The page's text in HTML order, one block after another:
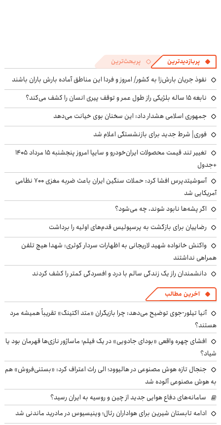
پربازدیدترین پربحث‌ترین
نفوذ جریان بارش‌زا به کشور/ امروز و فردا این مناطق آماده بارش باران باشند
نابغه ۱۵ ساله بلژیکی راز طول عمر و توقف پیری انسان را کشف می‌کند؟
جمهوری اسلامی هشدار داد: این سخنان بوی خیانت می‌دهد
فوری| شرط جدید برای بازنشستگی اعلام شد
تغییر تند قیمت محصولات ایران‌خودرو و سایپا امروز پنجشنبه ۱۵ مرداد ۱۴۰۵
+جدول
آسوشیتدپرس افشا کرد: حملات سنگین ایران باعث ضربه مغزی ۷۰۰ نظامی
آمریکایی شد
اگر پشه‌ها نابود شوند، چه می‌شود؟
رضاییان برای بازگشت به پرسپولیس قدم‌های اولیه را برداشت
واکنش خانواده شهید لاریجانی به اظهارات سردار کوثری: شهدا هیچ تلفن
همراهی نداشتند
دانشمندان راز یک زندگی سالم با درد و افسردگی کمتر را کشف کردند
آخرین مطالب
آنیا تیلور-جوی توضیح می‌دهد: چرا بازیگران «متد اکتینگ» تقریباً همیشه مرد
هستند؟
افشای چهره واقعی «بودای جادویی» در یک فیلم؛ ماساژور نازی‌ها قهرمان بود یا
شیاد؟
جنجال تازه هوش مصنوعی در هالیوود؛ الی راث اعتراف کرد: «بستنی‌فروش» هم
به هوش مصنوعی آلوده شد
سامانه‌های دفاع هوایی جدید از چین و روسیه به ایران رسید؟
ادامه تابستان شیرین برای هواداران رئال؛ وینیسیوس در مادرید ماندنی شد